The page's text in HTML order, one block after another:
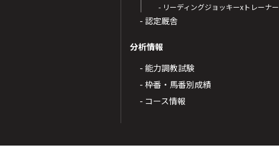
- リーディングジョッキーxトレーナー
- 認定厩舎
分析情報
- 能力調教試験
- 枠番・馬番別成績
- コース情報